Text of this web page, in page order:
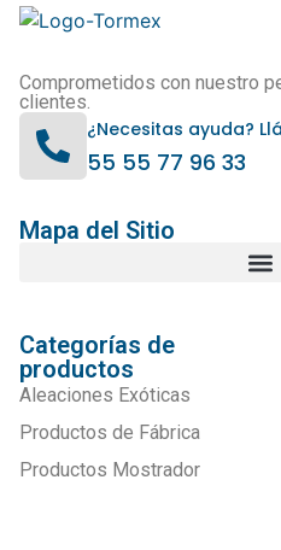
Comprometidos con nuestro
clientes.
¿Necesitas ayuda?
55 55 77 96 33
Mapa del Sitio
Categorías de
productos
Aleaciones Exóticas
Productos de Fábrica
Productos Mostrador